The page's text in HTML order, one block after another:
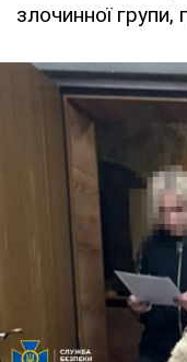
злочинної групи,